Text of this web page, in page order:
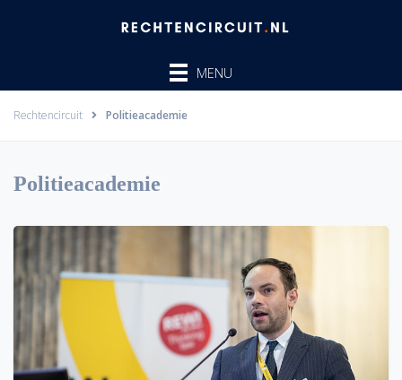
MENU
Rechtencircuit Politieacademie
Politieacademie